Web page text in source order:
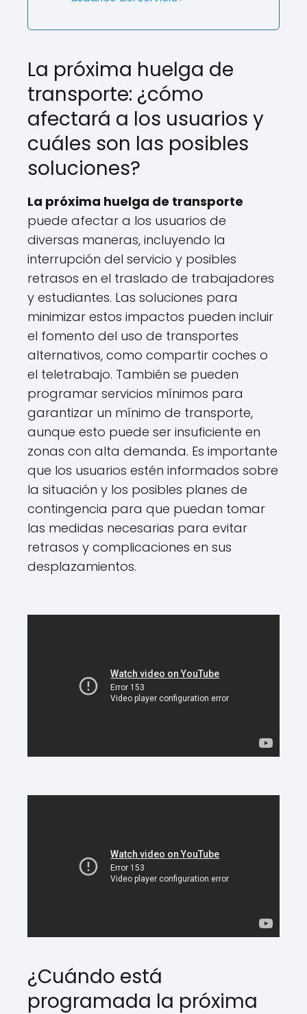
La próxima huelga de
transporte: ¿cómo
afectará a los usuarios y
cuáles son las posibles
soluciones?
La próxima huelga de transporte
puede afectar a los usuarios de
diversas maneras, incluyendo la
interrupción del servicio y posibles
retrasos en el traslado de trabajadores
y estudiantes. Las soluciones para
minimizar estos impactos pueden incluir
el fomento del uso de transportes
alternativos, como compartir coches o
el teletrabajo. También se pueden
programar servicios mínimos para
garantizar un mínimo de transporte,
aunque esto puede ser insuficiente en
zonas con alta demanda. Es importante
que los usuarios estén informados sobre
la situación y los posibles planes de
contingencia para que puedan tomar
las medidas necesarias para evitar
retrasos y complicaciones en sus
desplazamientos.
¿Cuándo está
programada la próxima